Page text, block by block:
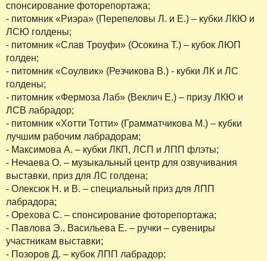
спонсирование фоторепортажа;
- питомник «Риэра» (Перепеловы Л. и Е.) – кубки ЛКЮ и
ЛСЮ голдены;
- питомник «Слав Троуфи» (Осокина Т.) – кубок ЛЮП
голден;
- питомник «Соулвик» (Резчикова В.) - кубки ЛК и ЛС
голдены;
- питомник «Фермоза Лаб» (Веклич Е.) – призу ЛКЮ и
ЛСВ лабрадор;
- питомник «Хотти Тотти» (Грамматчикова М.) – кубки
лучшим рабочим лабрадорам;
- Максимова А. – кубки ЛКП, ЛСП и ЛПП флэты;
- Нечаева О. – музыкальный центр для озвучивания
выставки, приз для ЛС голдена;
- Олексюк Н. и В. – специальный приз для ЛПП
лабрадора;
- Орехова С. – спонсирование фоторепортажа;
- Павлова Э., Васильева Е. – ручки – сувениры
участникам выставки;
- Позоров Д. – кубок ЛПП лабрадор;